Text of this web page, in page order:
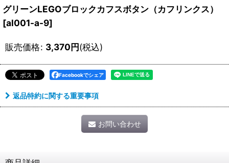
グリーンLEGOブロックカフスボタン（カフリンクス）
[al001-a-9]
販売価格: 3,370円(税込)
Facebookでシェア
返品特約に関する重要事項
お問い合わせ